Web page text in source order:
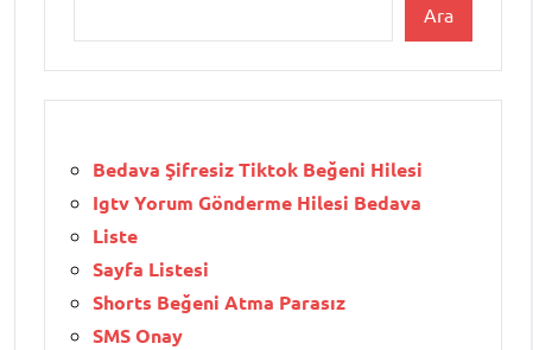
Ara
Bedava Şifresiz Tiktok Beğeni Hilesi
Igtv Yorum Gönderme Hilesi Bedava
Liste
Sayfa Listesi
Shorts Beğeni Atma Parasız
SMS Onay